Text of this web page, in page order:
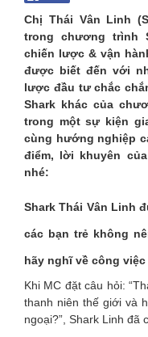
Chị Thái Vân Linh
trong chương trình
chiến lược & vận
được biết đến với
lược đầu tư chắc
Shark khác của
trong một sự kiện
cùng hướng nghiệp
điểm, lời khuyên
nhé:
Shark Thái Vân Linh
các bạn trẻ không
hãy nghĩ về công
Khi MC đặt câu hỏi:
thanh niên thế giới và
ngoại?”, Shark Linh đã